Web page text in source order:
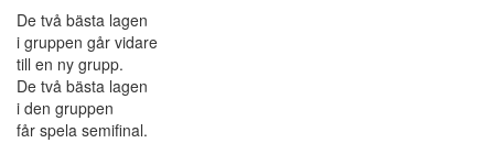
De två bästa lagen
i gruppen går vidare
till en ny grupp.
De två bästa lagen
i den gruppen
får spela semifinal.